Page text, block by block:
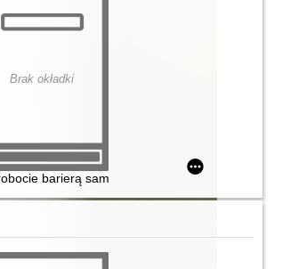
skrypt dla studentów
Brak okładki
barierą samodzielności